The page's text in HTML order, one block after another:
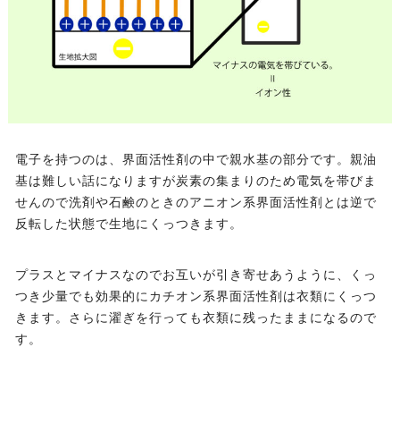
電子を持つのは、界面活性剤の中で親水基の部分です。親油
基は難しい話になりますが炭素の集まりのため電気を帯びま
せんので洗剤や石鹸のときのアニオン系界面活性剤とは逆で
反転した状態で生地にくっつきます。
プラスとマイナスなのでお互いが引き寄せあうように、くっ
つき少量でも効果的にカチオン系界面活性剤は衣類にくっつ
きます。さらに濯ぎを行っても衣類に残ったままになるので
す。